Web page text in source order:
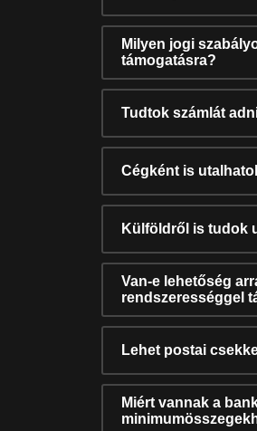
Milyen jogi
támogatásra?
Tudtok számlát
Cégként is
Külföldről is tudok
Van-e lehetőség
rendszerességgel
Lehet postai
Miért vannak a